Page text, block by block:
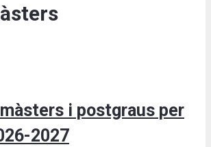
i postgraus per
2027